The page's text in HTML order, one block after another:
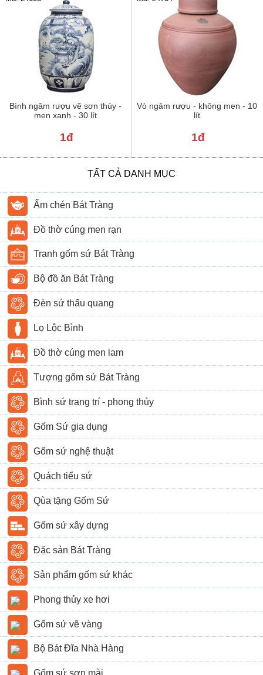
Bình ngâm rượu vẽ sơn thủy -
men xanh - 30 lít
1đ
Vò ngâm rượu - không men - 10
lít
1đ
TẤT CẢ DANH MỤC
Ấm chén Bát Tràng
Đồ thờ cúng men rạn
Tranh gốm sứ Bát Tràng
Bộ đồ ăn Bát Tràng
Đèn sứ thấu quang
Lọ Lộc Bình
Đồ thờ cúng men lam
Tượng gốm sứ Bát Tràng
Bình sứ trang trí - phong thủy
Gốm Sứ gia dụng
Gốm sứ nghệ thuật
Quách tiểu sứ
Qùa tặng Gốm Sứ
Gốm sứ xây dựng
Đặc sản Bát Tràng
Sản phẩm gốm sứ khác
Phong thủy xe hơi
Gốm sứ vẽ vàng
Bộ Bát Đĩa Nhà Hàng